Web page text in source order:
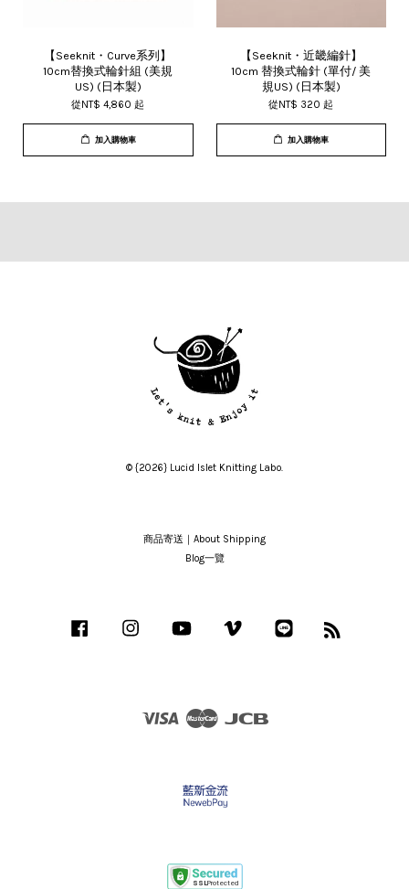
【Seeknit・Curve系列】
10cm替換式輪針組 (美規
US) (日本製)
從 NT$ 4,860起
加入購物車
【Seeknit・近畿編針】
10cm 替換式輪針 (單付/ 美
規US) (日本製)
從 NT$ 320起
加入購物車
© {2026} Lucid Islet Knitting Labo.
商品寄送｜About Shipping
Blog一覽
Facebook Instagram YouTube
Visa Master